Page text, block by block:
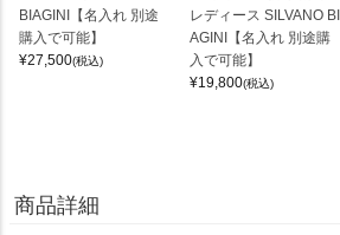
BIAGINI【名入れ 別途
購入で可能】
¥27,500(税込)
レディース SILVANO BI
AGINI【名入れ 別途購
入で可能】
¥19,800(税込)
商品詳細